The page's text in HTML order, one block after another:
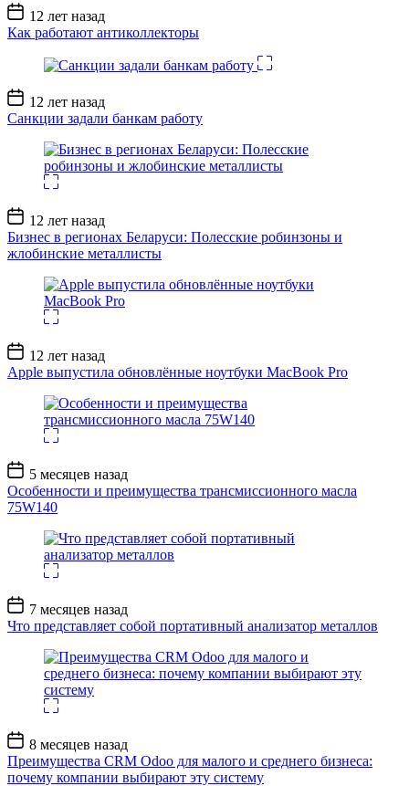
Дата
записи
12 лет назад
Как работают антиколлекторы
Дата
записи
12 лет назад
Санкции задали банкам работу
Дата
записи
12 лет назад
Бизнес в регионах Беларуси: Полесские робинзоны и
жлобинские металлисты
Дата
записи
12 лет назад
Apple выпустила обновлённые ноутбуки MacBook Pro
Дата
записи
5 месяцев назад
Особенности и преимущества трансмиссионного масла
75W140
Дата
записи
7 месяцев назад
Что представляет собой портативный анализатор металлов
Дата
записи
8 месяцев назад
Преимущества CRM Odoo для малого и среднего бизнеса:
почему компании выбирают эту систему